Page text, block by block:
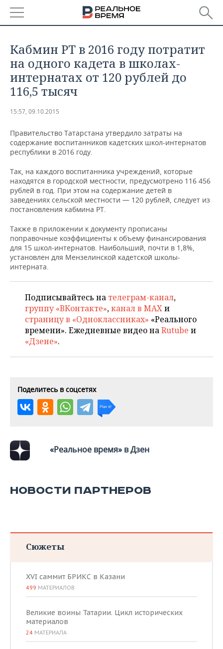
ТАТАРСТАН
НОВОСТИ
АНАЛИТИКА
КОРОЛИ ГОСЗАКАЗА ПФО
ВУЗЫ ТАТАРСТАНА
КОМУ ПРИНАДЛЕЖАТ
ТОРГОВЫЕ ЦЕНТРЫ
ТАТАРСТАНА
ФИНАНСЫ
БАНКИ
БЮДЖЕТ
НОВОСТИ
ПРОМЫШЛЕННОСТИ
АГРОПРОМ
МАШИНОСТРОЕНИЕ
НЕФТЕХИМИЯ
НЕФТЬ
ОПК
ЭНЕРГЕТИКА
НЕДВИЖИМОСТЬ
НОВОСТИ НЕДВИЖИМОСТИ
АВТО
НОВОСТИ АВТО
БИЗНЕС
РОЗНИЧНАЯ ТОРГОВЛЯ
ТРАНСПОРТ
НОВОСТИ ТЕХНОЛОГИЙ
IT
ТЕЛЕКОММУНИКАЦИИ
МЕРОПРИЯТИЯ
НОВОСТИ МЕРОПРИЯТИЙ
БИЗНЕС-БРАНЧИ
ONLINE-КОНФЕРЕНЦИИ
ОТКРЫТАЯ ЛЕКЦИЯ
СПОРТ
ФУТБОЛ
ХОККЕЙ
БАСКЕТБОЛ
КИБЕРСПОРТ
ВОДНЫЕ ВИДЫ СПОРТА
НОВОСТИ ОБЩЕСТВА
ВЛАСТЬ
ИНФРАСТРУКТУРА
КУЛЬТУРА
ОБРАЗОВАНИЕ
ФОТОГАЛЕРЕЯ
СЮЖЕТЫ
СПРАВОЧНИК
СПИСОК КОМПАНИЙ
Кабмин РТ в 2016 году потратит
на одного кадета в школах-
интернатах от 120 рублей до
116,5 тысяч
15:57, 09.10.2015
Правительство Татарстана утвердило затраты на
содержание воспитанников кадетских школ-интернатов
республики в 2016 году.
Так, на каждого воспитанника учреждений, которые
находятся в городской местности, предусмотрено 116 456
рублей в год. При этом на содержание детей в
заведениях сельской местности — 120 рублей, следует из
постановления кабмина РТ.
Также в приложении к документу прописаны
поправочные коэффициенты к объему финансирования
для 15 школ-интернатов. Наибольший, почти в 1,8%,
установлен для Мензелинской кадетской школы-
интерната.
Подписывайтесь на телеграм-канал,
группу «ВКонтакте»,канал в MAXи
страницу в «Одноклассниках» «Реального
времени». Ежедневные видео наRutube и
«Дзене».
Поделитесь в соцсетях
«Реальное время» в Дзен
НОВОСТИ ПАРТНЕРОВ
Сюжеты
XVI саммит БРИКС в Казани
499 МАТЕРИАЛОВ
Великие воины Татарии. Цикл исторических
материалов
24 МАТЕРИАЛА